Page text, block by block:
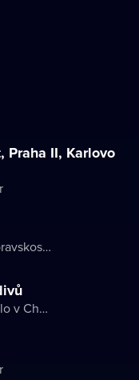
Praha II, Karlovo
Národní divadlo moravskoslezské
Západočeské divadlo v Chebu